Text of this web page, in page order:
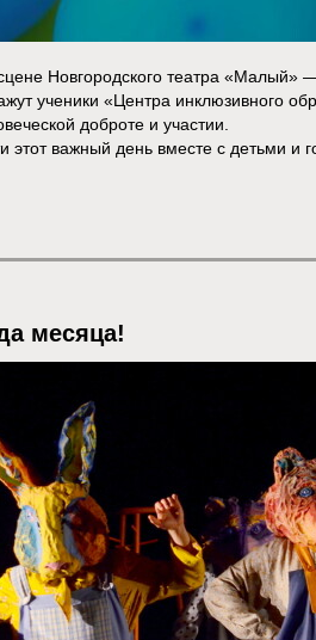
Новгородского театра «Малый»
ученики «Центра инклюзивного
доброте и участии.
этот важный день вместе с детьми и
месяца!